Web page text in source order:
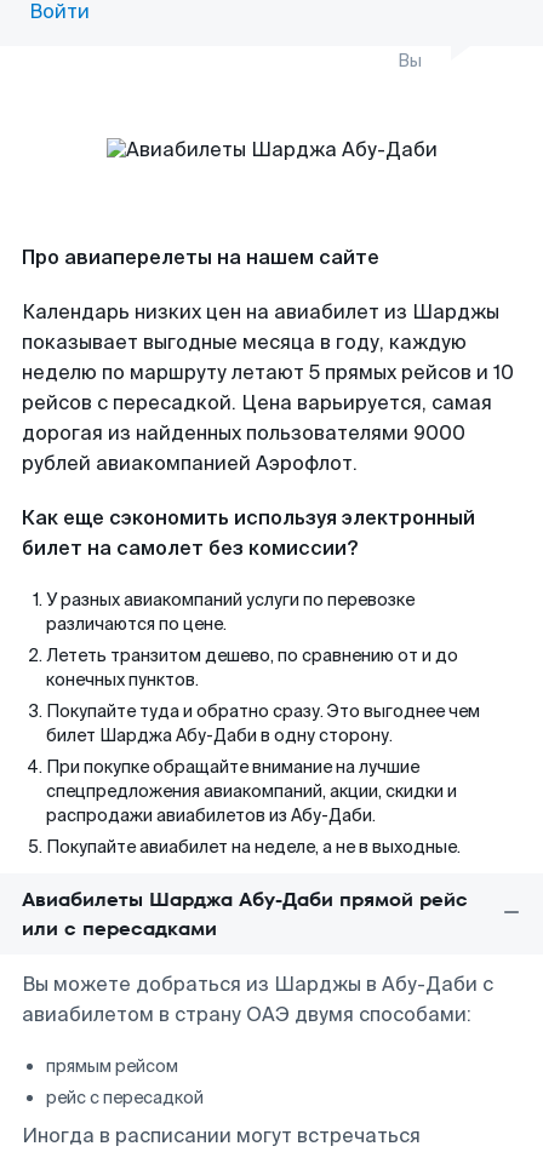
Войти
Вы
Про авиаперелеты на нашем сайте
Календарь низких цен на авиабилет из Шарджы
показывает выгодные месяца в году, каждую
неделю по маршруту летают 5 прямых рейсов и 10
рейсов с пересадкой. Цена варьируется, самая
дорогая из найденных пользователями 9000
рублей авиакомпанией Аэрофлот.
Как еще сэкономить используя электронный
билет на самолет без комиссии?
У разных авиакомпаний услуги по перевозке
различаются по цене.
Лететь транзитом дешево, по сравнению от и до
конечных пунктов.
Покупайте туда и обратно сразу. Это выгоднее чем
билет Шарджа Абу-Даби в одну сторону.
При покупке обращайте внимание на лучшие
спецпредложения авиакомпаний, акции, скидки и
распродажи авиабилетов из Абу-Даби.
Покупайте авиабилет на неделе, а не в выходные.
Авиабилеты Шарджа Абу-Даби прямой рейс
или с пересадками
Вы можете добраться из Шарджы в Абу-Даби с
авиабилетом в страну ОАЭ двумя способами:
прямым рейсом
рейс с пересадкой
Иногда в расписании могут встречаться